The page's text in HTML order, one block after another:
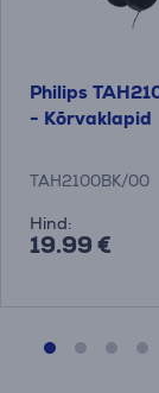
Philips
- Kõrvaklapid
TAH2100BK/00
Hind:
19.99 €